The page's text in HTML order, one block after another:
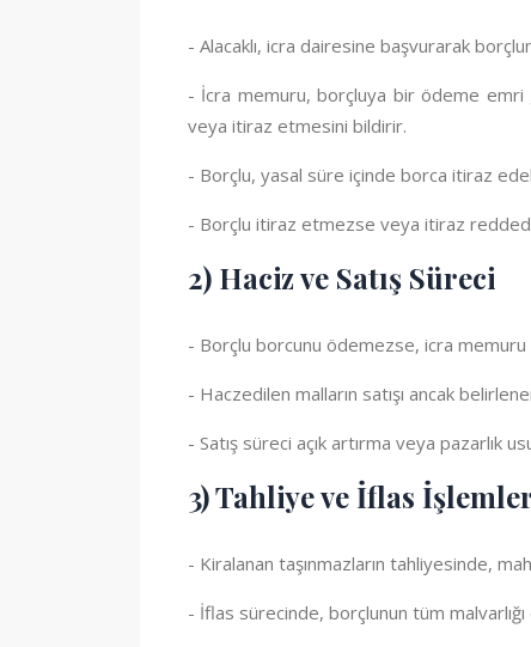
- Alacaklı, icra dairesine başvurarak
- İcra memuru, borçluya bir ödeme
veya itiraz etmesini bildirir.
- Borçlu, yasal süre içinde borca itiraz
- Borçlu itiraz etmezse veya itiraz
2) Haciz ve Satış Süreci
- Borçlu borcunu ödemezse, icra
- Haczedilen malların satışı ancak
- Satış süreci açık artırma veya pazarlık
3) Tahliye ve İflas
- Kiralanan taşınmazların tahliyesinde,
- İflas sürecinde, borçlunun tüm